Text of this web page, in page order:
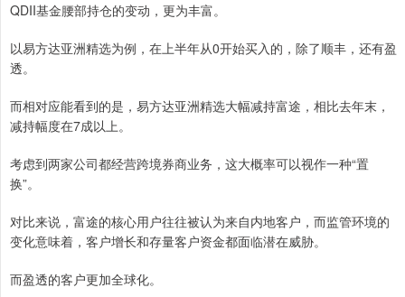
QDII基金腰部持仓的变动，更为丰富。
以易方达亚洲精选为例，在上半年从0开始买入的，除了顺丰，还有盈
透。
而相对应能看到的是，易方达亚洲精选大幅减持富途，相比去年末，
减持幅度在7成以上。
考虑到两家公司都经营跨境券商业务，这大概率可以视作一种“置
换”。
对比来说，富途的核心用户往往被认为来自内地客户，而监管环境的
变化意味着，客户增长和存量客户资金都面临潜在威胁。
而盈透的客户更加全球化。